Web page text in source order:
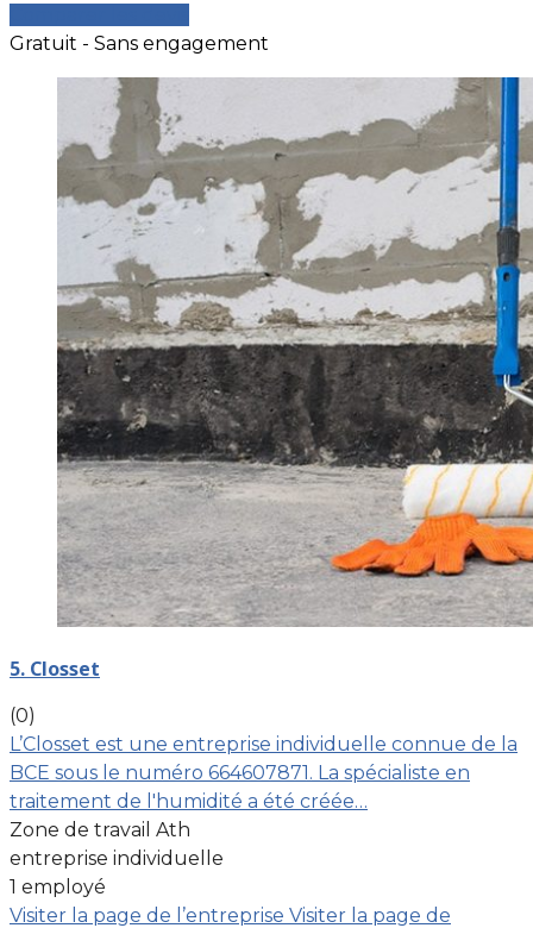
Gratuit - Sans engagement
5. Closset
(0)
L’Closset est une entreprise individuelle connue de la
BCE sous le numéro 664607871. La spécialiste en
traitement de l'humidité a été créée…
Zone de travail Ath
entreprise individuelle
1 employé
Visiter la page de l’entreprise Visiter la page de